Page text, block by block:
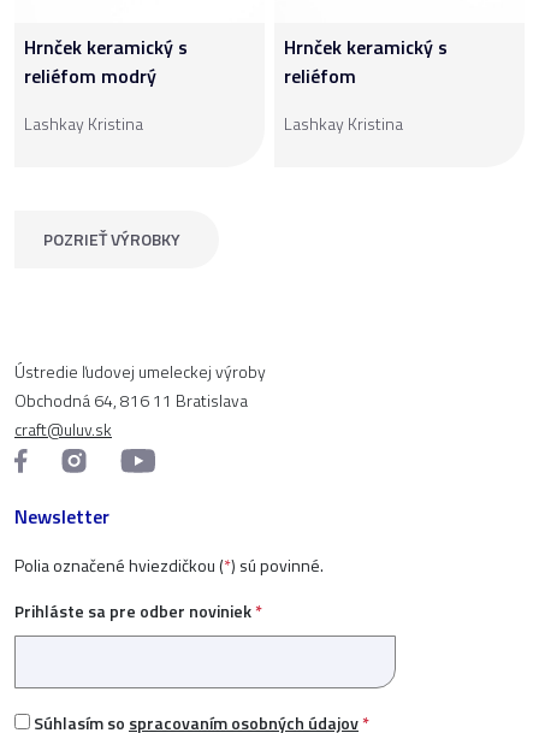
Hrnček keramický s
reliéfom modrý
Lashkay Kristina
Hrnček keramický s
reliéfom
Lashkay Kristina
POZRIEŤ VÝROBKY
Ústredie ľudovej umeleckej výroby
Obchodná 64, 816 11 Bratislava
craft@uluv.sk
Newsletter
Polia označené hviezdičkou (*) sú povinné.
Prihláste sa pre odber noviniek*
Súhlasím so spracovaním osobných údajov*